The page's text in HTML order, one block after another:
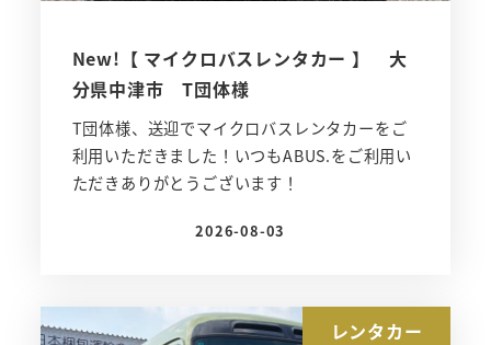
New!【 マイクロバスレンタカー 】 大
分県中津市 T団体様
T団体様、送迎でマイクロバスレンタカーをご
利用いただきました！いつもABUS.をご利用い
ただきありがとうございます！
投稿日
2026-08-03
レンタカー